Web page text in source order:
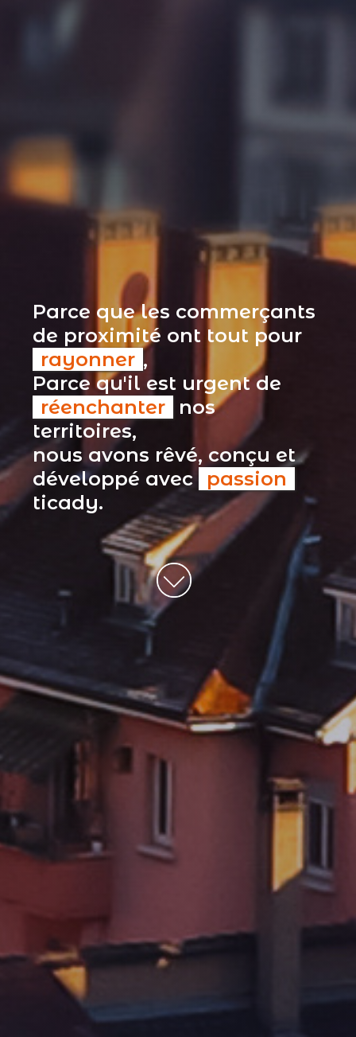
Parce que les commerçants
de proximité ont tout pour
rayonner ,
Parce qu'il est urgent de
réenchanter
nos
territoires,
nous avons rêvé, conçu et
développé avec passion
ticady.